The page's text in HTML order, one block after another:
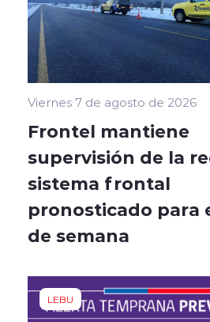
Viernes 7 de agosto de 2026
Frontel mantiene
supervisión de la
sistema frontal
pronosticado para
de semana
LEBU